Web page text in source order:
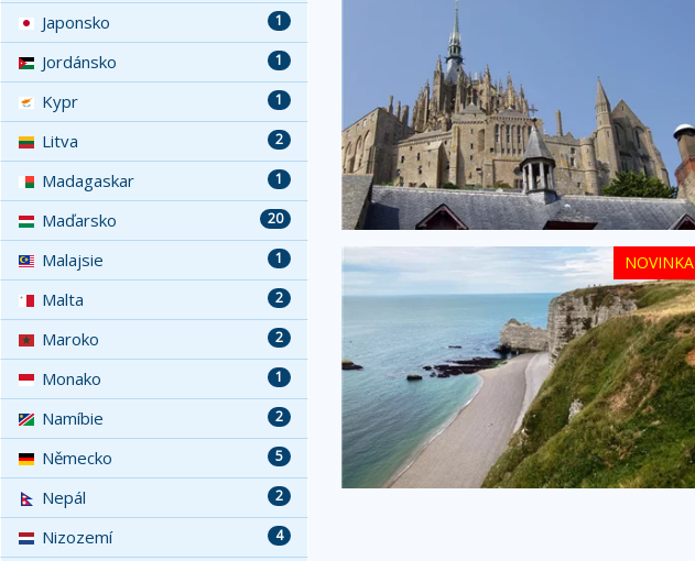
NOVINKA
1
Japonsko
1
Jordánsko
1
Kypr
2
Litva
1
Madagaskar
20
Maďarsko
1
Malajsie
2
Malta
2
Maroko
1
Monako
2
Namíbie
5
Německo
2
Nepál
4
Nizozemí